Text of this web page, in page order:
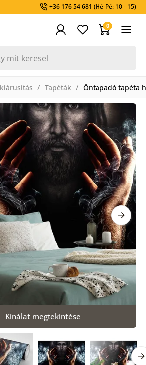
+36 176 54 681 (Hé-Pé: 10 - 15)
0
Tapéták Öntapadó tapéta
Kínálat megtekintése